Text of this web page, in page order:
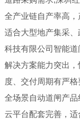
全产业链自产率高，
适合大型地产集采
科技有限公司智能
解决方案能力突出
度、交付周期有严
全场景自动道闸产
云平台配套完善，